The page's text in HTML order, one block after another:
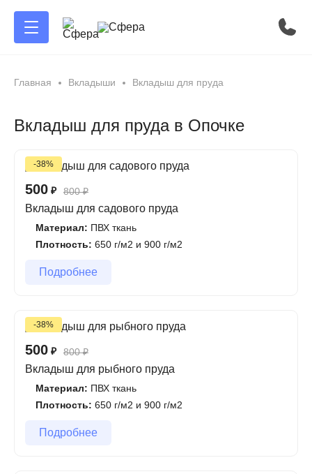
Главная Вкладыши Вкладыш для пруда
Вкладыш для пруда в Опочке
-38%
500 ₽ 800₽
Вкладыш для садового пруда
Материал: ПВХ ткань
Плотность: 650 г/м2 и 900 г/м2
Подробнее
-38%
500 ₽ 800₽
Вкладыш для рыбного пруда
Материал: ПВХ ткань
Плотность: 650 г/м2 и 900 г/м2
Подробнее